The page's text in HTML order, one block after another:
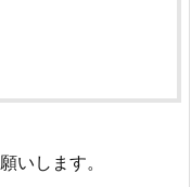
いします。